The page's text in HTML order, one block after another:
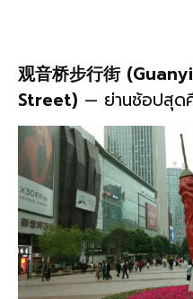
观音桥步行街
Street) — ย่านช้อปสุด